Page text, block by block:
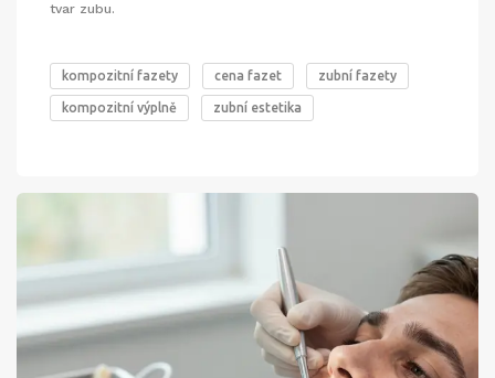
tvar zubu.
kompozitní fazety cena fazet zubní fazety
kompozitní výplně zubní estetika